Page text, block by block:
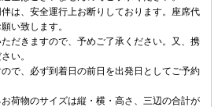
は、安全運行上お断りしております。座席代
い致します。
だきますので、予めご了承ください。又、携
い。
で、必ず到着日の前日を出発日としてご予約
荷物のサイズは縦・横・高さ、三辺の合計が